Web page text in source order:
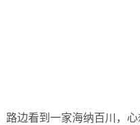
边看到一家海纳百川，